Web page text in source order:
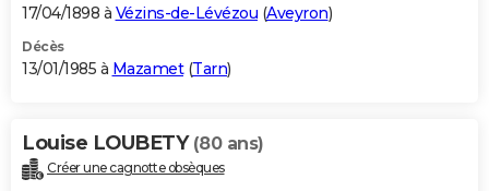
17/04/1898 à Vézins-de-Lévézou (Aveyron)
Décès
13/01/1985 à Mazamet(Tarn)
Louise LOUBETY (80 ans)
Créer une cagnotte obsèques